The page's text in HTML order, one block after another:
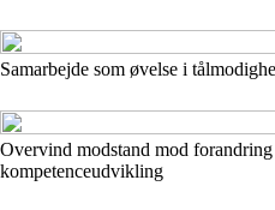
Samarbejde som øvelse i
Overvind modstand mod
kompetenceudvikling